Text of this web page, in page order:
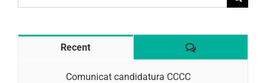
for:
Recent Comentaris
Comunicat candidatura CCCC